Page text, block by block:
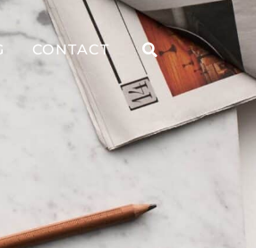
CONTACT